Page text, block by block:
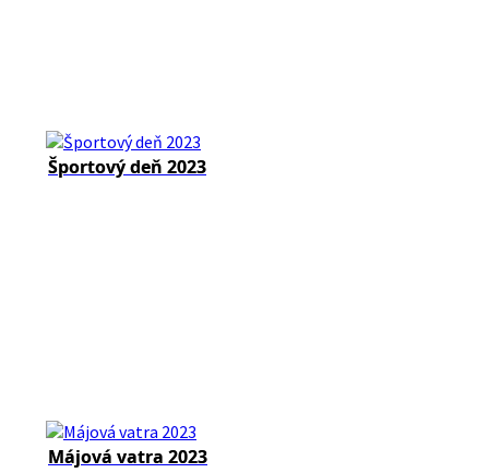
Športový deň 2023
Májová vatra 2023